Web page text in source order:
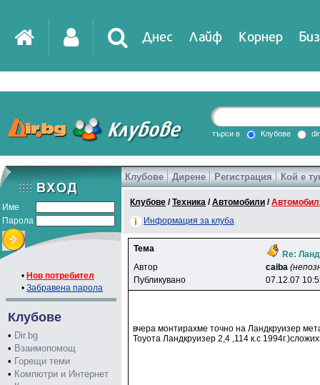
Днес Лайф Корнер
DirTV Impressio
Games
търси в Клубове
Име
Парола
• Нов потребител
• Забравена парола
Клубове
• Dir.bg
• Взаимопомощ
• Горещи теми
• Компютри и Интернет
Клубове Дирене Регистрация Кой е
Клубове /Техника /Автомобили /
Информация за клуба
Тема
Re:
Автор
caiba
Публикувано
07.12.07
вчера монтирахме точно на Ландкруизер
Тоуота Ландкруизер 2,4 ,114 к.с